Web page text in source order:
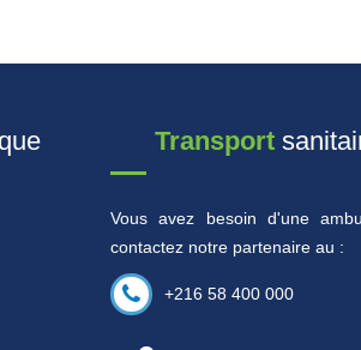
Transport
Vous avez besoin d'une
contactez notre partenaire au :
+216 58 400 000